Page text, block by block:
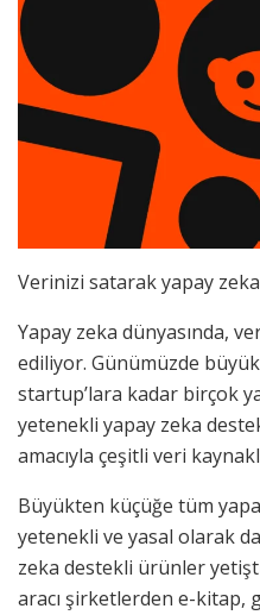
Verinizi satarak yapay
Yapay zeka dünyasında,
ediliyor. Günümüzde
startup’lara kadar birçok
yetenekli yapay zeka
amacıyla çeşitli veri
Büyükten küçüğe tüm
yetenekli ve yasal olarak
zeka destekli ürünler
aracı şirketlerden e-kitap,